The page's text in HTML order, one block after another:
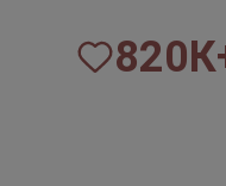
820